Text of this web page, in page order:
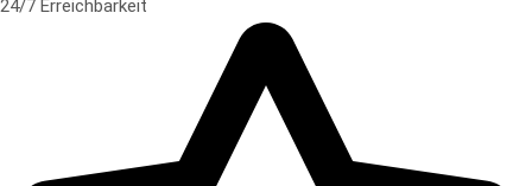
24/7 Erreichbarkeit